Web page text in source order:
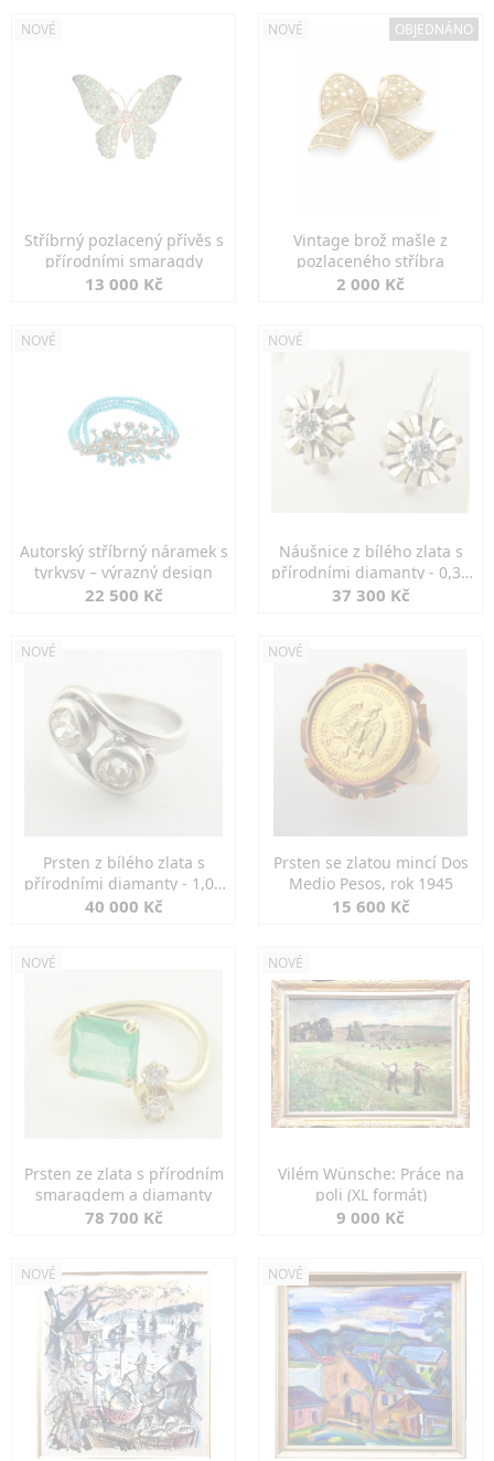
NOVÉ
Stříbrný pozlacený přívěs s
přírodními smaragdy
13 000 Kč
NOVÉ OBJEDNÁNO
Vintage brož mašle z
pozlaceného stříbra
2 000 Kč
NOVÉ
Autorský stříbrný náramek s
tyrkysy – výrazný design
22 500 Kč
NOVÉ
Náušnice z bílého zlata s
přírodními diamanty - 0,30
ct
37 300 Kč
NOVÉ
Prsten z bílého zlata s
přírodními diamanty - 1,00
ct
40 000 Kč
NOVÉ
Prsten se zlatou mincí Dos
Medio Pesos, rok 1945
15 600 Kč
NOVÉ
Prsten ze zlata s přírodním
smaragdem a diamanty
78 700 Kč
NOVÉ
Vilém Wünsche: Práce na
poli (XL formát)
9 000 Kč
NOVÉ NOVÉ